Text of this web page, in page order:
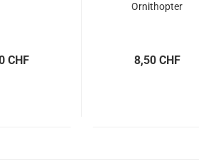
CHF
Ornithopter
8,50 CHF